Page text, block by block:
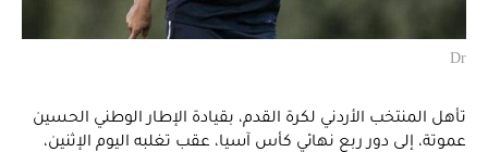
Dr
تأهل المنتخب الأردني لكرة القدم، بقيادة الإطار الوطني الحسين
عموتة، إلى دور ربع نهائي كأس آسيا، عقب تغلبه اليوم الإثنين،